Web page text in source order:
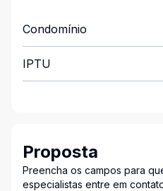
Condomínio
IPTU
Proposta
Preencha os campos para
especialistas entre em